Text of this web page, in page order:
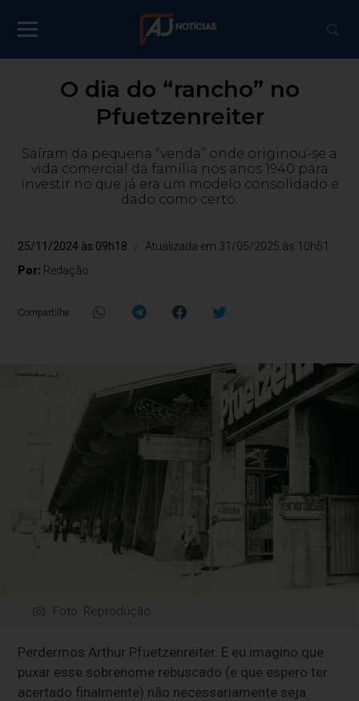
O dia do “rancho” no
Pfuetzenreiter
Saíram da pequena “venda” onde originou-se a
vida comercial da família nos anos 1940 para
investir no que já era um modelo consolidado e
dado como certo.
25/11/2024 às 09h18
Atualizada em 31/05/2025 às 10h51
Por: Redação
Compartilhe:
Foto: Reprodução
Perdermos Arthur Pfuetzenreiter. E eu imagino que
puxar esse sobrenome rebuscado (e que espero ter
acertado finalmente) não necessariamente seja